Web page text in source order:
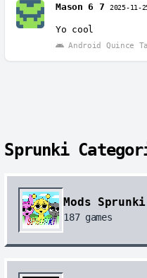
Mason 6 72025-11-
Yo cool
Android Quince
Sprunki
Mods Sprunki
187games